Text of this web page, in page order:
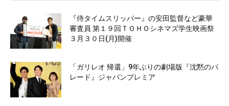
『侍タイムスリッパー』の安田監督など豪華
審査員 第１９回ＴＯＨＯシネマズ学生映画祭
３月３０日(月)開催
「ガリレオ 帰還」9年ぶりの劇場版『沈黙のパ
レード』ジャパンプレミア